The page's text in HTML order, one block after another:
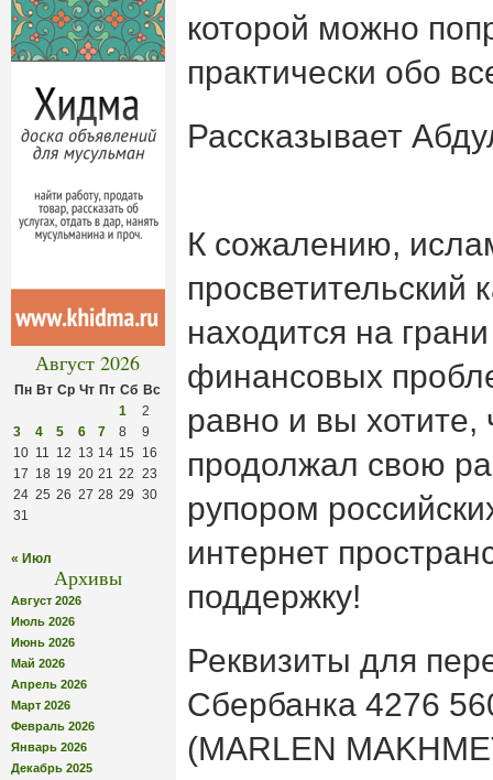
Август 2026
Пн Вт Ср Чт Пт Сб Вс
1
2
3
4 5 6 7 8
9
10 11 12 13 14 15
16
17 18 19 20 21 22 23
24 25 26 27 28 29 30
31
« Июл
Архивы
Август 2026
Июль 2026
Июнь 2026
Май 2026
Апрель 2026
Март 2026
Февраль 2026
Январь 2026
Декабрь 2025
которой можно
практически обо
Рассказывает
К сожалению,
находится на
финансовых
равно и вы
продолжал свою
рупором
интернет
поддержку!
Реквизиты для
Сбербанка 4276
(MARLEN